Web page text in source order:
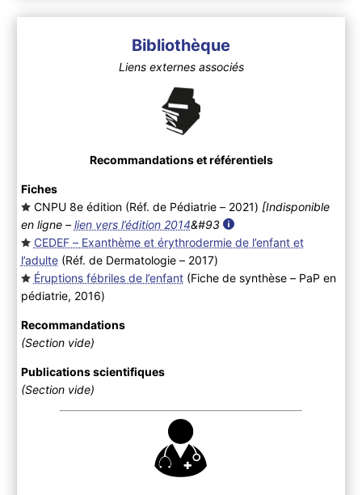
Bibliothèque
Liens externes associés
Recommandations et référentiels
Fiches
CNPU 8e édition (Réf. de Pédiatrie – 2021) [Indisponible
en ligne – lien vers l’édition 2014&#93
CEDEF – Exanthème et érythrodermie de l’enfant et
l’adulte(Réf. de Dermatologie – 2017)
Éruptions fébriles de l’enfant(Fiche de synthèse – PaP en
pédiatrie, 2016)
Recommandations
(Section vide)
Publications scientifiques
(Section vide)